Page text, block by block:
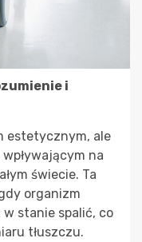
i
estetycznym, ale
na
świecie. Ta
organizm
stanie spalić, co
tłuszczu.